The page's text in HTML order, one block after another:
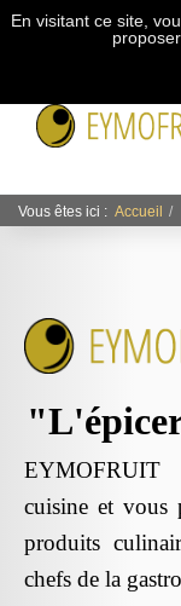
En visitant ce site,
Vous êtes ici : Accueil
EYMOFRUIT
cuisine et vous
produits
chefs de la